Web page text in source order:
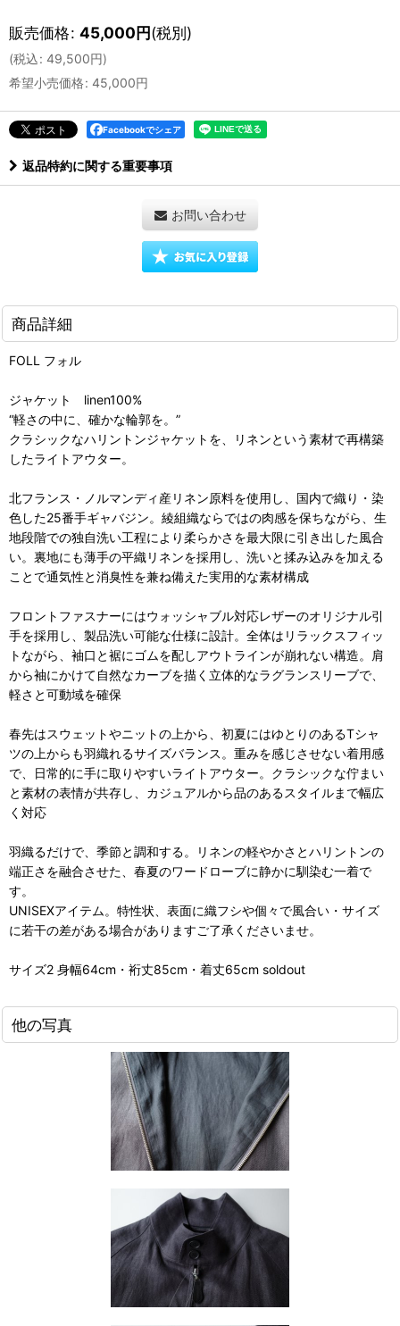
販売価格: 45,000円(税別)
(税込: 49,500円)
希望小売価格: 45,000円
Facebookでシェア
返品特約に関する重要事項
お問い合わせ
商品詳細
FOLL フォル
ジャケット linen100%
“軽さの中に、確かな輪郭を。”
クラシックなハリントンジャケットを、リネンという素材で再構築
したライトアウター。
北フランス・ノルマンディ産リネン原料を使用し、国内で織り・染
色した25番手ギャバジン。綾組織ならではの肉感を保ちながら、生
地段階での独自洗い工程により柔らかさを最大限に引き出した風合
い。裏地にも薄手の平織リネンを採用し、洗いと揉み込みを加える
ことで通気性と消臭性を兼ね備えた実用的な素材構成
フロントファスナーにはウォッシャブル対応レザーのオリジナル引
手を採用し、製品洗い可能な仕様に設計。全体はリラックスフィッ
トながら、袖口と裾にゴムを配しアウトラインが崩れない構造。肩
から袖にかけて自然なカーブを描く立体的なラグランスリーブで、
軽さと可動域を確保
春先はスウェットやニットの上から、初夏にはゆとりのあるTシャ
ツの上からも羽織れるサイズバランス。重みを感じさせない着用感
で、日常的に手に取りやすいライトアウター。クラシックな佇まい
と素材の表情が共存し、カジュアルから品のあるスタイルまで幅広
く対応
羽織るだけで、季節と調和する。リネンの軽やかさとハリントンの
端正さを融合させた、春夏のワードローブに静かに馴染む一着で
す。
UNISEXアイテム。特性状、表面に織フシや個々で風合い・サイズ
に若干の差がある場合がありますご了承くださいませ。
サイズ2 身幅64cm・裄丈85cm・着丈65cm soldout
他の写真